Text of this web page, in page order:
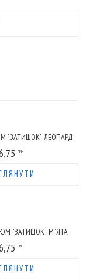
`ЗАТИШОК` ЛЕОПАРД
ГРН
`ЗАТИШОК` М`ЯТА
ГРН